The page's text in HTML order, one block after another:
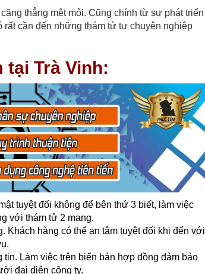
thẳng mệt mỏi. Cũng chính từ sự phát triển
cần đến những thám tử tư chuyên nghiệp
Trà Vinh:
tuyệt đối không để bên thứ 3 biết, làm việc
với thám tử 2 mang.
Khách hàng có thể an tâm tuyệt đối khi đến với
Làm việc trên biển bản hợp đồng đảm bảo
đại diện công ty.